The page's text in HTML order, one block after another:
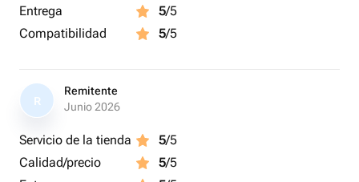
Entrega 5/5
Compatibilidad
5/5
R
Remitente
Junio 2026
Servicio de la tienda 5/5
Calidad/precio
5/5